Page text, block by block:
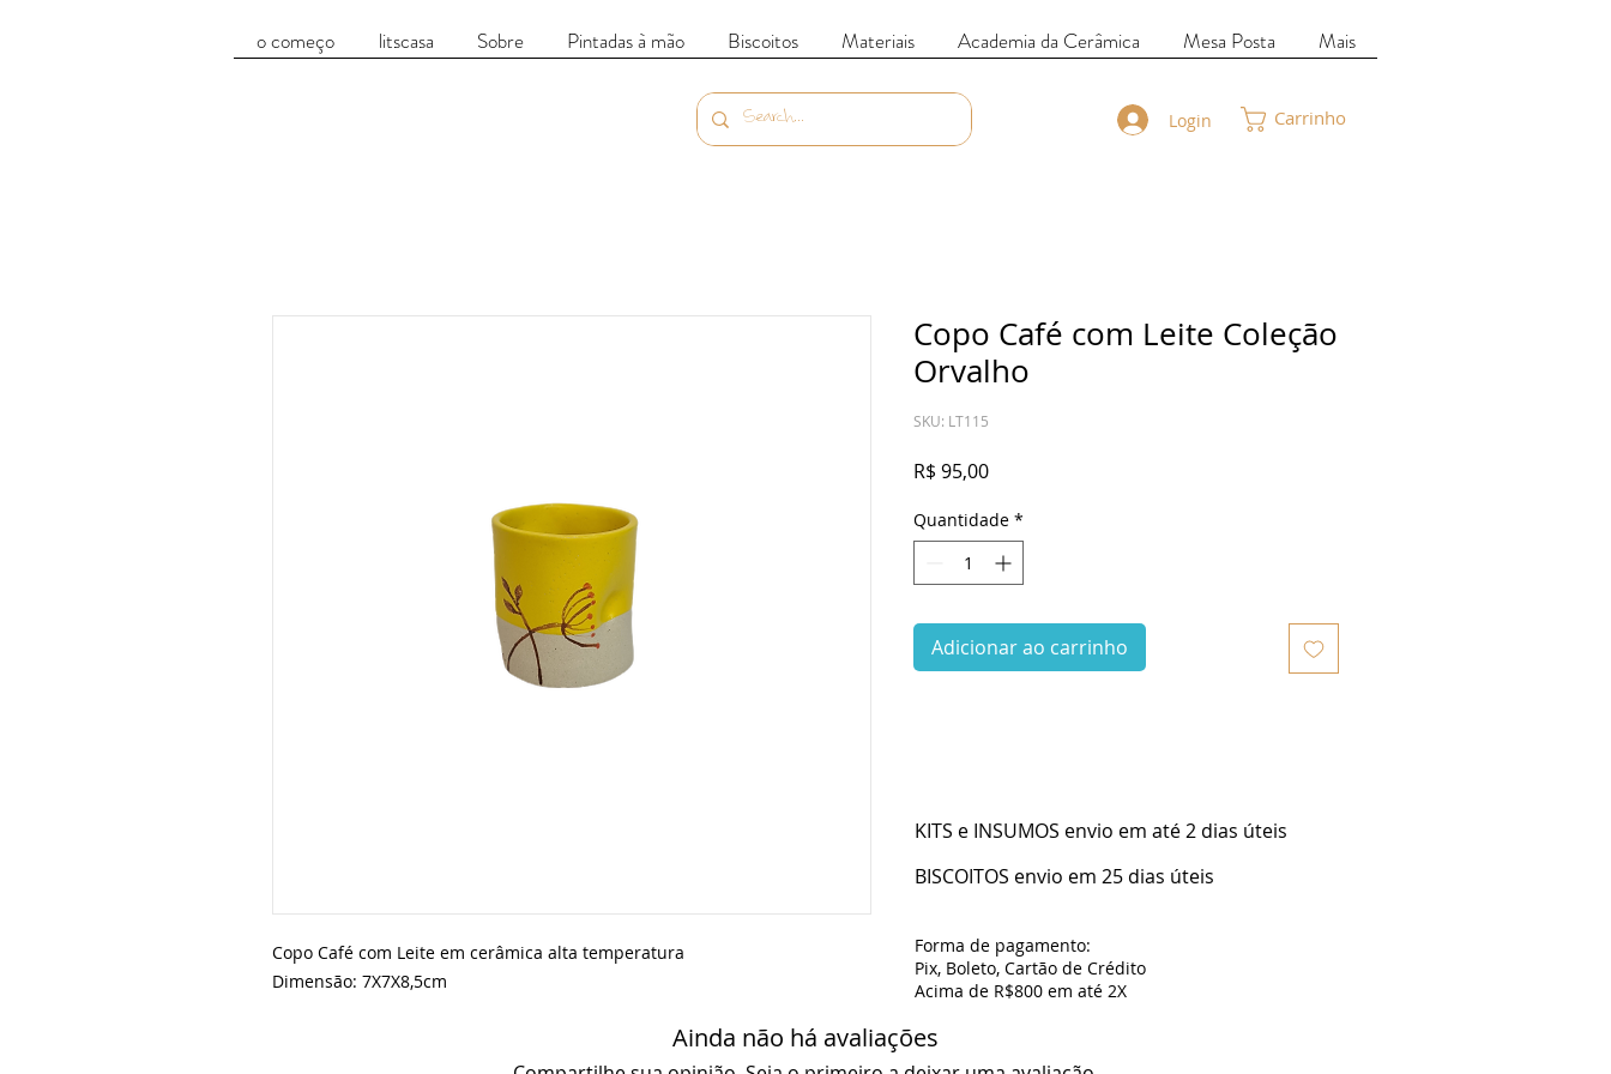
o começo litscasa Sobre Pintadas à mão Biscoitos Materiais Academia da Cerâmica Mesa Posta Mais
Login Carrinho
Copo Café com Leite em cerâmica alta temperatura
Dimensão: 7X7X8,5cm
Copo Café com Leite Coleção
Orvalho
SKU: LT115
R$ 95,00Preço
Quantidade *
Adicionar ao carrinho
Ainda não há avaliações
KITS e INSUMOS envio em até 2 dias úteis
BISCOITOS envio em 25 dias úteis
Forma de pagamento:
Pix, Boleto, Cartão de Crédito
Acima de R$800 em até 2X